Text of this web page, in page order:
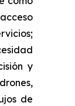
y
de